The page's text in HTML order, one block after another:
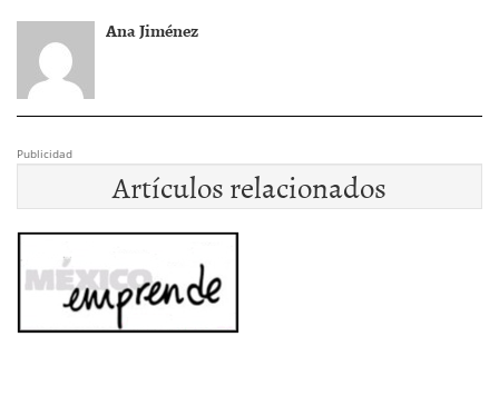
Ana Jiménez
Publicidad
Artículos relacionados